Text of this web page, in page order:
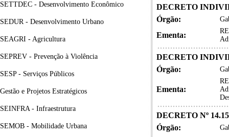
SETTDEC - Desenvolvimento Econômico
SEDUR - Desenvolvimento Urbano
SEAGRI - Agricultura
SEPREV - Prevenção à Violência
SESP - Serviços Públicos
Gestão e Projetos Estratégicos
SEINFRA - Infraestrutura
SEMOB - Mobilidade Urbana
DECRETO
Órgão:
Ementa:
DECRETO
Órgão:
Ementa:
DECRETO Nº
Órgão: